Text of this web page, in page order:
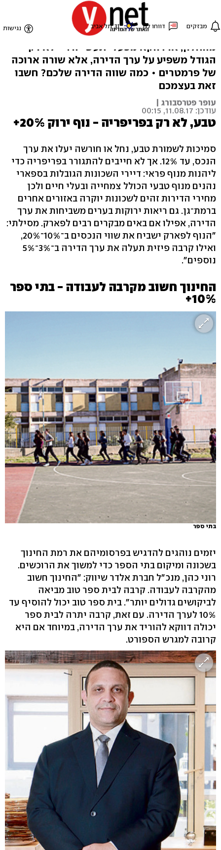
כמה שווה נוף לים
גרים ליד קניון או אצטדיון? האם הים נשקף
מהחלון, או דווקא מפעלי תעשייה? • לא רק
הגודל משפיע על ערך הדירה, אלא שורה ארוכה
של פרמטרים • כמה שווה הדירה שלכם? חשבו
זאת בעצמכם
עופר פטרסבורג |
עודכן: 11.08.17, 00:15
טבע, לא רק בפריפריה - נוף ירוק 20%+
סמיכות לשמורת טבע, נחל או חורשה יעלו את ערך
הנכס, עד 12%. אך לא חייבים להתגורר בפריפריה כדי
ליהנות מנוף פראי: דיירי השכונות הגובלות בספארי
נהנים מנוף טבעי הכולל צמחייה ובעלי חיים ולכן
מחירי הדירות זהים לשכונות יוקרה באזורים אחרים
ברמת־גן. גם ריאות ירוקות בערים משביחות את ערך
הדירה, אפילו אם באים מבקרים רבים לפארק. מסילתי:
"הנוף לפארק ישביח את שווי הנכסים ב־10%־20%,
ואילו קרבה פיזית תעלה את ערך הדירה ב־3%־5%
נוספים".
החינוך חשוב מקרבה לעבודה - בתי ספר
10%+
בתי ספר
יזמים נוהגים להדגיש בפרסומיהם את רמת החינוך
בשכונה ומיקום בתי הספר כדי למשוך את הרוכשים.
רוני כהן, מנכ"ל חברת אלדר שיווק: "החינוך חשוב
מהקרבה לעבודה. קרבה לבית ספר טוב מביאה
לביקושים גדולים יותר". בית ספר טוב יכול להוסיף עד
10% לערך הדירה. עם זאת, קרבה יתרה לבית ספר
יכולה דווקא להוריד את ערך הדירה, במיוחד אם היא
קרובה למגרש הספורט.